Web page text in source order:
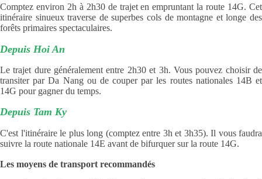
Comptez environ 2h à 2h30 de trajet en empruntant la route 14G. Cet
itinéraire sinueux traverse de superbes cols de montagne et longe des
forêts primaires spectaculaires.
Depuis Hoi An
Le trajet dure généralement entre 2h30 et 3h. Vous pouvez choisir de
transiter par Da Nang ou de couper par les routes nationales 14B et
14G pour gagner du temps.
Depuis Tam Ky
C'est l'itinéraire le plus long (comptez entre 3h et 3h35). Il vous faudra
suivre la route nationale 14E avant de bifurquer sur la route 14G.
Les moyens de transport recommandés